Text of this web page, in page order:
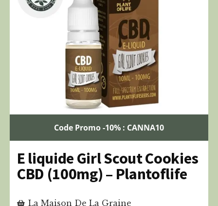
Code Promo -10% : CANNA10
E liquide Girl Scout Cookies
CBD (100mg) – Plantoflife
La Maison De La Graine